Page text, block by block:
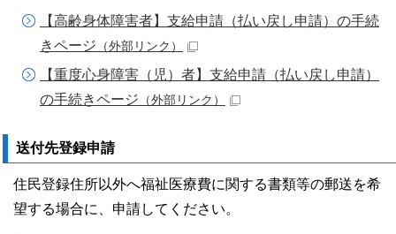
【高齢身体障害者】支給申請（払い戻し申請）の手続
きページ （外部リンク）
【重度心身障害（児）者】支給申請（払い戻し申請）
の手続きページ （外部リンク）
送付先登録申請
住民登録住所以外へ福祉医療費に関する書類等の郵送を希
望する場合に、申請してください。